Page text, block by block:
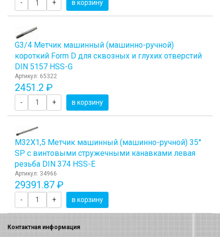
- + в корзину
G3/4 Метчик машинный (машинно-ручной)
короткий Form D для сквозных и глухих отверстий
DIN 5157 HSS-G
Артикул: 65322
2451.2 ₽
- + в корзину
М32Х1,5 Метчик машинный (машинно-ручной) 35°
SP с винтовыми стружечными канавками левая
резьба DIN 374 HSS-E
Артикул: 34966
29391.87 ₽
- + в корзину
Контактная информация